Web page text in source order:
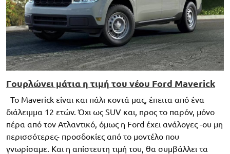
Γουρλώνει μάτια η τιμή του νέου Ford Maverick
Το Maverick είναι και πάλι κοντά μας, έπειτα από ένα
διάλειμμα 12 ετών. Όχι ως SUV και, προς το παρόν, μόνο
πέρα από τον Ατλαντικό, όμως η Ford έχει ανάλογες -ου μη
περισσότερες- προσδοκίες από το μοντέλο που
γνωρίσαμε. Και η απίστευτη τιμή του, θα συμβάλλει τα